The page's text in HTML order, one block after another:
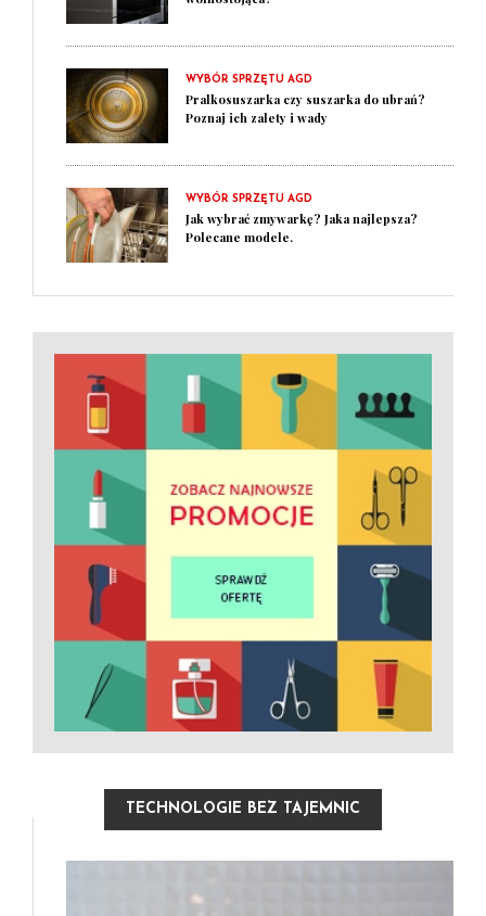
WYBÓR SPRZĘTU AGD
Pralkosuszarka czy suszarka do ubrań?
Poznaj ich zalety i wady
WYBÓR SPRZĘTU AGD
Jak wybrać zmywarkę? Jaka najlepsza?
Polecane modele.
TECHNOLOGIE BEZ TAJEMNIC